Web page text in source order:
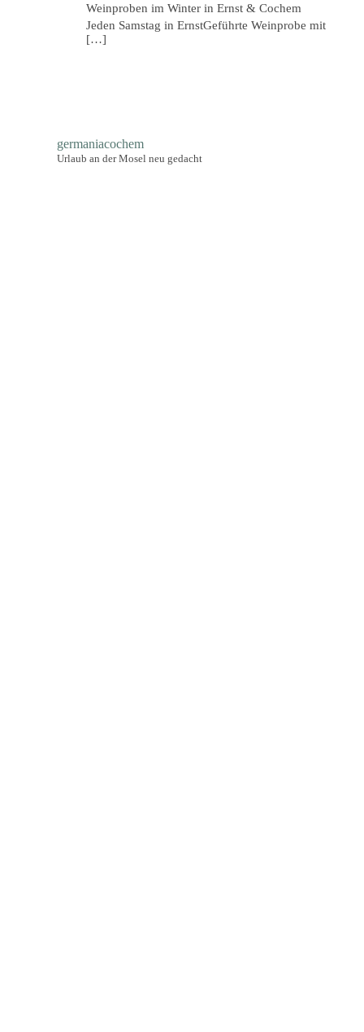
Weinproben im Winter in Ernst & Cochem
Jeden Samstag in ErnstGeführte Weinprobe mit
[…]
germaniacochem
Urlaub an der Mosel neu gedacht